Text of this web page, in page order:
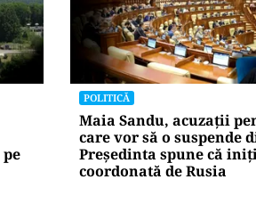
POLITICĂ
Maia Sandu, acuzații
care vor să o suspende
Președinta spune că
coordonată de Rusia